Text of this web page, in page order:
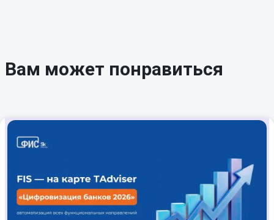
Вам может понравиться